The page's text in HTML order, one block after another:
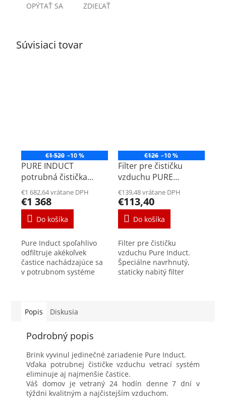
OPÝTAŤ SA ZDIEĽAŤ
Súvisiaci tovar
€1 520 –10 %
PURE INDUCT
potrubná čistička
vzduchu
€1 682,64 vrátane DPH
€1 368
Do košíka
Pure Induct spoľahlivo
odfiltruje akékoľvek
častice nachádzajúce sa
v potrubnom systéme
prietoku 600m3/h....
€126 –10 %
Filter pre čističku
vzduchu PURE
INDUCT
€139,48 vrátane DPH
€113,40
Do košíka
Filter pre čističku
vzduchu Pure Induct.
Špeciálne navrhnutý,
staticky nabitý filter
Popis Diskusia
Podrobný popis
Brink vyvinul jedinečné zariadenie Pure Induct.
Vďaka potrubnej čističke vzduchu vetrací systém
eliminuje aj najmenšie častice.
Váš domov je vetraný 24 hodín denne 7 dní v
týždni kvalitným a najčistejším vzduchom.